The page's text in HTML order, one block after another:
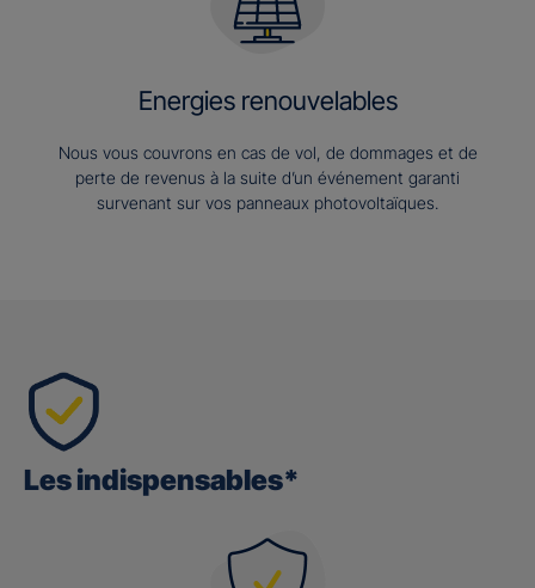
Energies renouvelables
Nous vous couvrons en cas de vol, de dommages et de
perte de revenus à la suite d’un événement garanti
survenant sur vos panneaux photovoltaïques.
Les indispensables*